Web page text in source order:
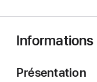
Présentation